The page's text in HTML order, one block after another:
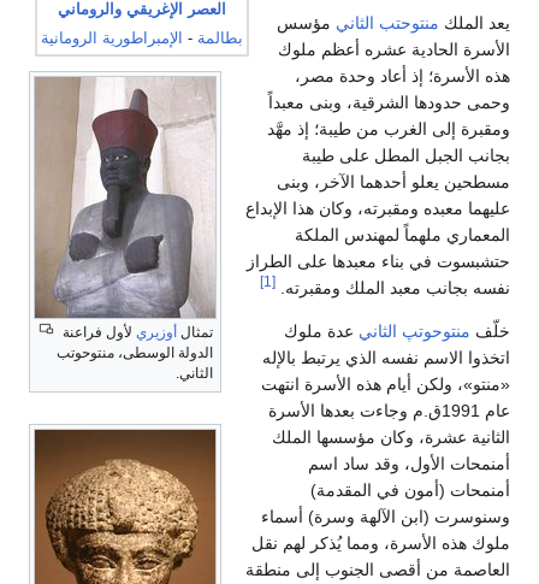
العصر الإغريقي والروماني
بطالمة - الإمبراطورية الرومانية
تمثال أوزيري لأول فراعنة
الدولة الوسطى، منتوحوتب
الثاني.
يعد الملك منتوحتب الثاني مؤسس
الأسرة الحادية عشره أعظم ملوك
هذه الأسرة؛ إذ أعاد وحدة مصر،
وحمى حدودها الشرقية، وبنى معبداً
ومقبرة إلى الغرب من طيبة؛ إذ مهَّد
بجانب الجبل المطل على طيبة
مسطحين يعلو أحدهما الآخر، وبنى
عليهما معبده ومقبرته، وكان هذا الإبداع
المعماري ملهماً لمهندس الملكة
حتشبسوت في بناء معبدها على الطراز
نفسه بجانب معبد الملك ومقبرته.
[1]
خلّف منتوحوتپ الثاني عدة ملوك
اتخذوا الاسم نفسه الذي يرتبط بالإله
«منتو»، ولكن أيام هذه الأسرة انتهت
عام 1991ق.م وجاءت بعدها الأسرة
الثانية عشرة، وكان مؤسسها الملك
أمنمحات الأول، وقد ساد اسم
أمنمحات (أمون في المقدمة)
وسنوسرت (ابن الآلهة وسرة) أسماء
ملوك هذه الأسرة، ومما يُذكر لهم نقل
العاصمة من أقصى الجنوب إلى منطقة